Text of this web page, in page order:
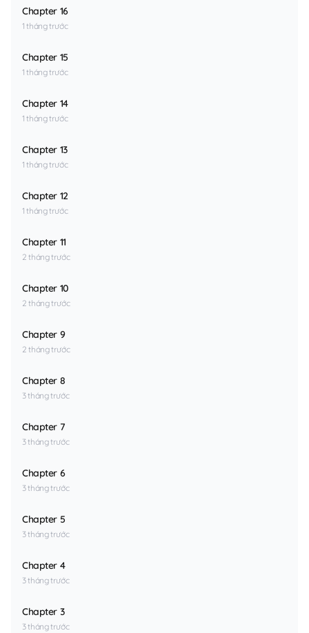
Chapter 16
1 tháng trước
Chapter 15
1 tháng trước
Chapter 14
1 tháng trước
Chapter 13
1 tháng trước
Chapter 12
1 tháng trước
Chapter 11
2 tháng trước
Chapter 10
2 tháng trước
Chapter 9
2 tháng trước
Chapter 8
3 tháng trước
Chapter 7
3 tháng trước
Chapter 6
3 tháng trước
Chapter 5
3 tháng trước
Chapter 4
3 tháng trước
Chapter 3
3 tháng trước